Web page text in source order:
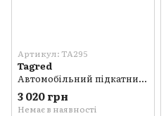
Артикул: TA295
Tagred
Автомобільний підкатний домкрат з гідравлічним приводом 2,5 тонн TAGRED TA295 Низькопрофільний домкрат Poland
3 020 грн
Немає в наявності